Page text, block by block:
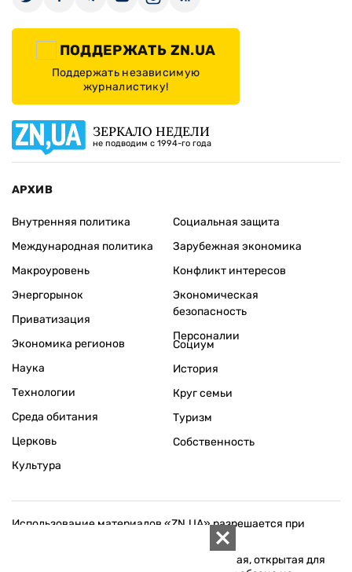
ПОДДЕРЖАТЬ ZN.UA
Поддержать независимую
журналистику!
ЗЕРКАЛО НЕДЕЛИ
не подводим с 1994-го года
АРХИВ
Внутренняя политика
Международная политика
Макроуровень
Энергорынок
Приватизация
Экономика регионов
Социальная защита
Зарубежная экономика
Конфликт интересов
Экономическая
безопасность
Персоналии
Наука
Технологии
Среда обитания
Церковь
Культура
Социум
История
Круг семьи
Туризм
Собственность
Использование материалов «ZN.UA» разрешается при
Для интернет-изданий обязательна прямая, открытая для